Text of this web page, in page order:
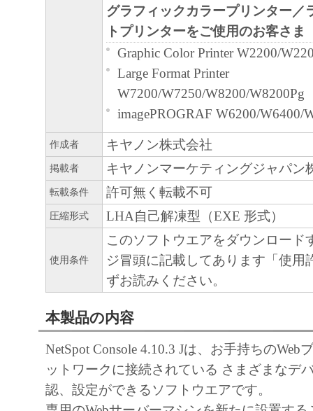
グラフィックカラープリンター／
トプリンターをご使用のお客さま
Graphic Color Printer W2200/
Large Format Printer
W7200/W7250/W8200/W8200Pg
imagePROGRAF W6200/W6400/
作成者 キヤノン株式会社
掲載者 キヤノンマーケティングジャパン
転載条件 許可無く転載不可
圧縮形式 LHA自己解凍型（EXE 形式）
使用条件
このソフトウエアをダウンロード
ジ冒頭に記載してあります「使用
ずお読みください。
本製品の内容
NetSpot Console 4.10.3 Jは、お手持ちのWeb
ットワークに接続されている さまざまなデ
認、設定ができるソフトウエアです。